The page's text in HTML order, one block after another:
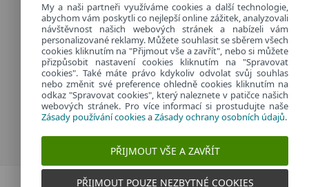
Provozuje:
ESET software spol. s r.o.
Classic 7 Business Park, Jankovcova 1037/49
170 00 Praha 7, Česká republika
IČ: 26467593
My a naši partneři využíváme cookies a další technologie,
abychom vám poskytli co nejlepší online zážitek, analyzovali
návštěvnost našich webových stránek a nabízeli vám
personalizované reklamy. Můžete souhlasit se sběrem všech
cookies kliknutím na "Přijmout vše a zavřít", nebo si můžete
přizpůsobit nastavení cookies kliknutím na "Spravovat
cookies". Také máte právo kdykoliv odvolat svůj souhlas
nebo změnit své preference ohledně cookies kliknutím na
odkaz "Spravovat cookies", který naleznete v patičce našich
webových stránek. Pro více informací si prostudujte naše
Zásady používání cookiesaZásady ochrany osobních údajů.
PŘIJMOUT VŠE A ZAVŘÍT
PŘIJMOUT POUZE NEZBYTNÉ COOKIES